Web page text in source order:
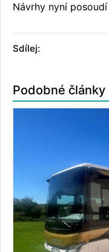
Návrhy nyní
Sdílej:
Podobné články